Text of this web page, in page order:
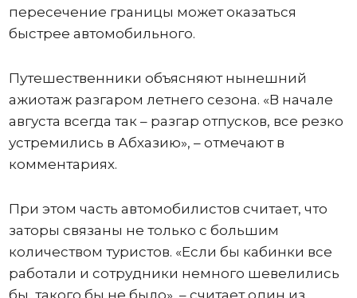
пересечение границы может оказаться
быстрее автомобильного.
Путешественники объясняют нынешний
ажиотаж разгаром летнего сезона. «В начале
августа всегда так – разгар отпусков, все резко
устремились в Абхазию», – отмечают в
комментариях.
При этом часть автомобилистов считает, что
заторы связаны не только с большим
количеством туристов. «Если бы кабинки все
работали и сотрудники немного шевелились